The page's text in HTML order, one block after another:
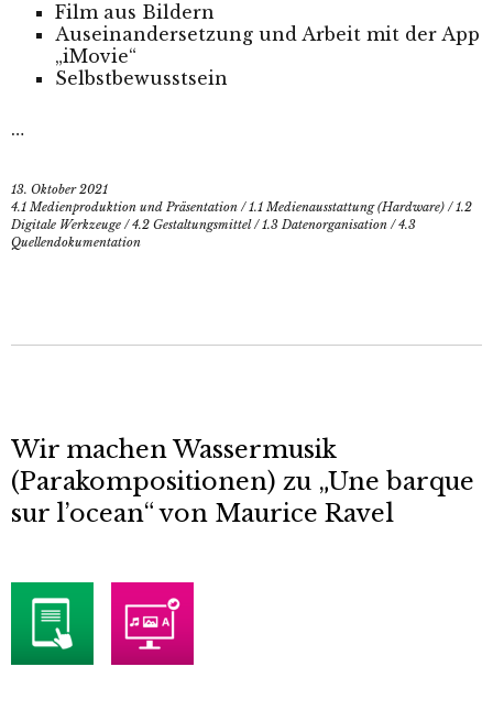
Film aus Bildern
Auseinandersetzung und Arbeit mit der App
„iMovie“
Selbstbewusstsein
…
13. Oktober 2021
4.1 Medienproduktion und Präsentation /1.1 Medienausstattung (Hardware) /1.2
Digitale Werkzeuge /4.2 Gestaltungsmittel/1.3 Datenorganisation /4.3
Quellendokumentation
Wir machen Wassermusik
(Parakompositionen) zu „Une barque
sur l’ocean“ von Maurice Ravel